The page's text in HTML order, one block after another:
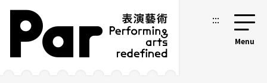
跳到主要內容區塊
網站導覽 :::